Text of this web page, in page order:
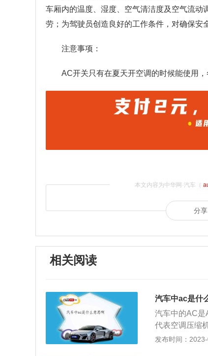
车厢内的温度、湿度、空气清洁度及空气流动
劳；为驾驶员创造良好的工作条件，对确保安
注意事项：
AC开关只有在夏天开空调的时候能使用，
本文内容为中华网·汽车（
分享
相关阅读
汽车中ac是什
汽车中的AC是
代表空调压缩
工作。现在的
发布时间：